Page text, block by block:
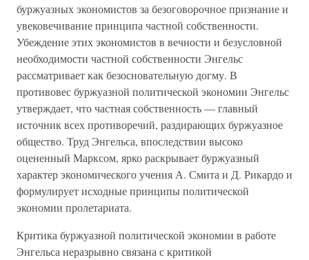
буржуазных экономистов за безоговорочное признание и
увековечивание принципа частной собственности.
Убеждение этих экономистов в вечности и безусловной
необходимости частной собственности Энгельс
рассматривает как безосновательную догму. В
противовес буржуазной политической экономии Энгельс
утверждает, что частная собственность — главный
источник всех противоречий, раздирающих буржуазное
общество. Труд Энгельса, впоследствии высоко
оцененный Марксом, ярко раскрывает буржуазный
характер экономического учения А. Смита и Д. Рикардо и
формулирует исходные принципы политической
экономии пролетариата.
Критика буржуазной политической экономии в работе
Энгельса неразрывно связана с критикой